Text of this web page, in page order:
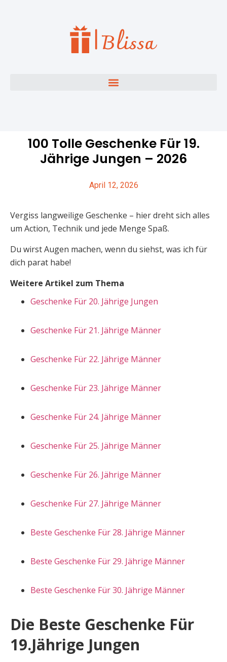
100 Tolle Geschenke Für 19.
Jährige Jungen – 2026
April 12, 2026
Vergiss langweilige Geschenke – hier dreht sich alles
um Action, Technik und jede Menge Spaß.
Du wirst Augen machen, wenn du siehst, was ich für
dich parat habe!
Weitere Artikel zum Thema
Geschenke Für 20. Jährige Jungen
Geschenke Für 21. Jährige Männer
Geschenke Für 22. Jährige Männer
Geschenke Für 23. Jährige Männer
Geschenke Für 24. Jährige Männer
Geschenke Für 25. Jährige Männer
Geschenke Für 26. Jährige Männer
Geschenke Für 27. Jährige Männer
Beste Geschenke Für 28. Jährige Männer
Beste Geschenke Für 29. Jährige Männer
Beste Geschenke Für 30. Jährige Männer
Die Beste Geschenke Für
19.Jährige Jungen